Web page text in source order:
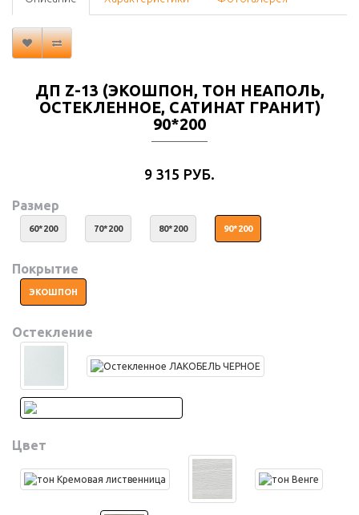
ДП Z-13 (ЭКОШПОН, ТОН НЕАПОЛЬ,
ОСТЕКЛЕННОЕ, САТИНАТ ГРАНИТ)
90*200
9 315 РУБ.
Размер
60*200 70*200 80*200 90*200
Покрытие
ЭКОШПОН
Остекление
Цвет